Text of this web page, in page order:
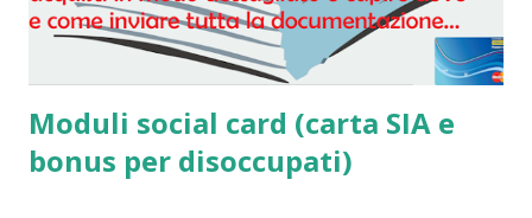
Moduli social card (carta SIA e
bonus per disoccupati)